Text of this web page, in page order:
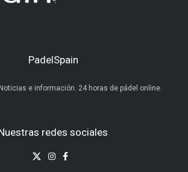
PadelSpain
e información. 24 horas de pádel online.
redes sociales